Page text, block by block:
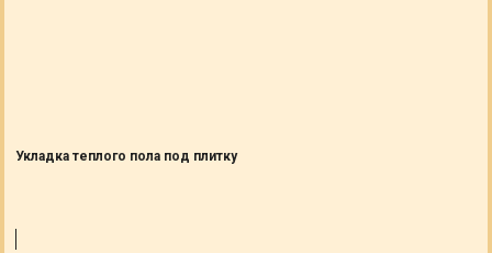
Укладка теплого пола под плитку